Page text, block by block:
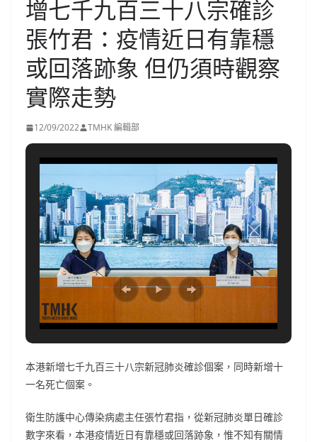
增七千九百三十八宗確診
張竹君：疫情近日有靠穩
或回落跡象 但仍須時觀察
實際走勢
12/09/2022 TMHK 編輯部
本港新增七千九百三十八宗新冠肺炎確診個案，同時新增十
一名死亡個案。
衛生防護中心傳染病處主任張竹君指，從新冠肺炎單日確診
數字來看，本港疫情近日有靠穩或回落跡象，惟不知有關情